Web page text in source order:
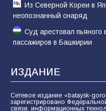
Из Северной Кореи в
неопознанный снаряд
Суд арестовал пьяного
пассажиров в Башкирии
ИЗДАНИЕ
Сетевое издание «bataysk-
зарегистрировано
связи, информационных